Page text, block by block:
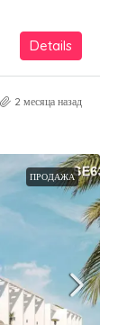
Details
2 месяца назад
ПРОДАЖА